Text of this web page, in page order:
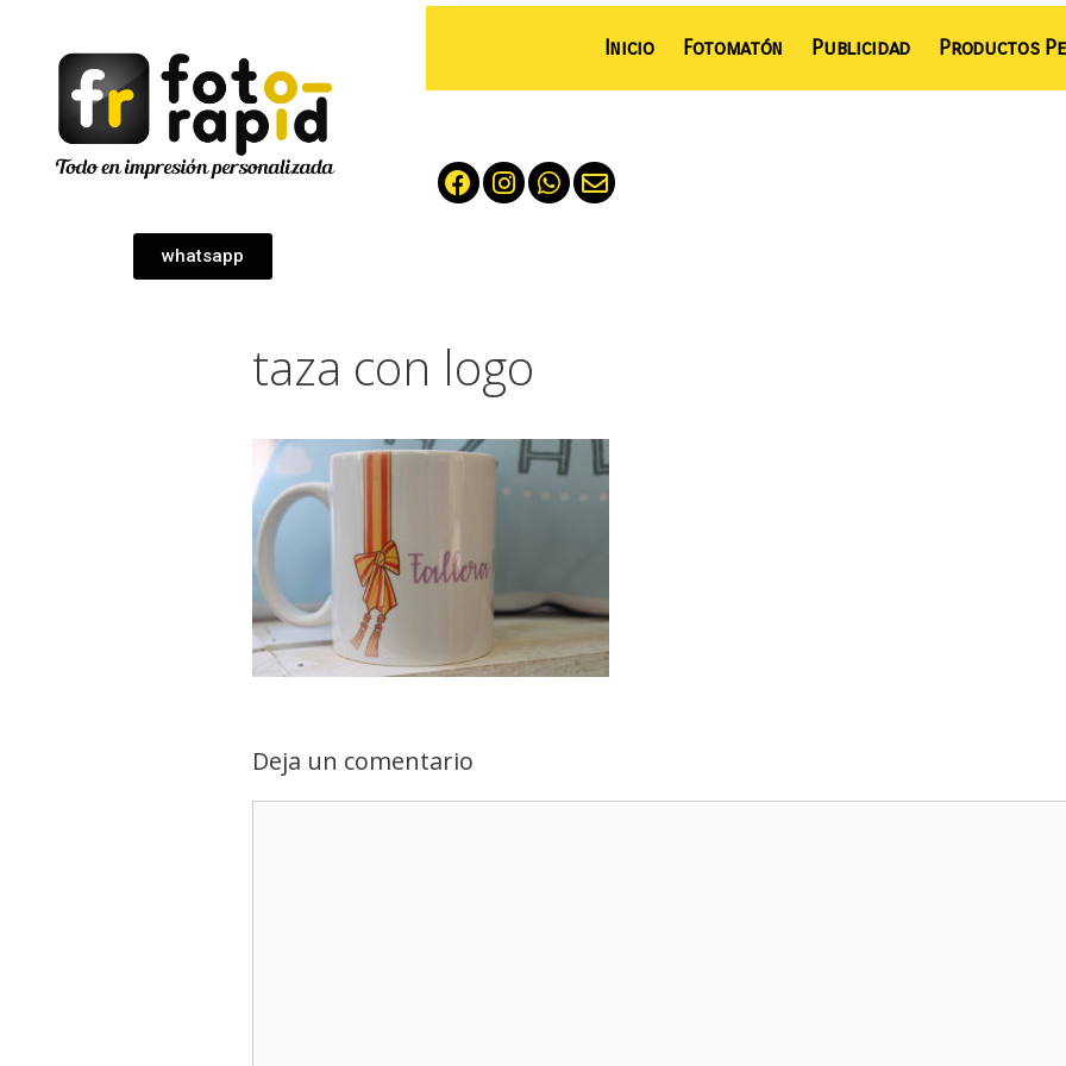
Inicio Fotomatón Publicidad Productos
whatsapp
taza con logo
Deja un comentario